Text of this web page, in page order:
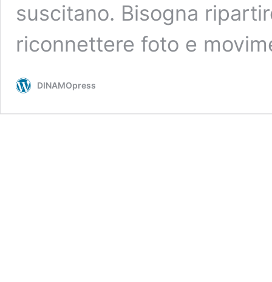
suscitano. Bisogna
riconnettere foto e
DINAMOpress